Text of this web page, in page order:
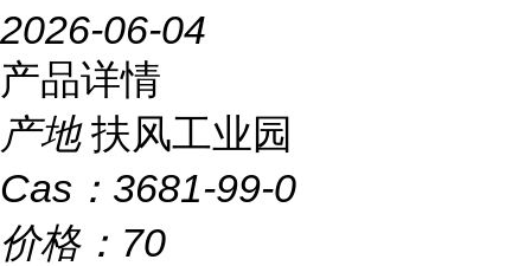
2026-06-04
产品详情
产地 扶风工业园
Cas： 3681-99-0
价格： 70